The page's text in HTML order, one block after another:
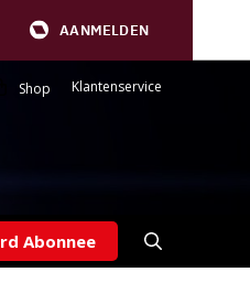
AANMELDEN
Shop Klantenservice
Abonnee